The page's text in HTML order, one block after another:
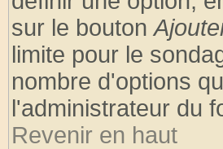
sur le bouton
limite pour le
nombre d'options
l'administrateur du
Revenir en haut